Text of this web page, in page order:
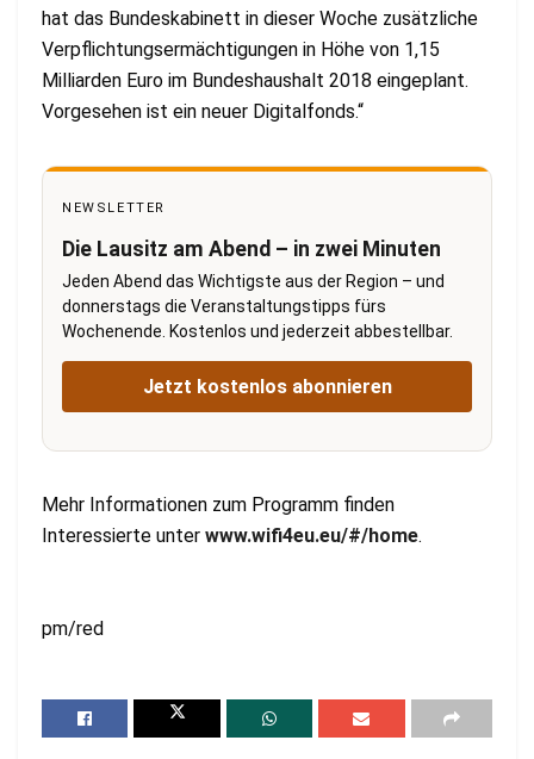
hat das Bundeskabinett in dieser Woche zusätzliche
Verpflichtungsermächtigungen in Höhe von 1,15
Milliarden Euro im Bundeshaushalt 2018 eingeplant.
Vorgesehen ist ein neuer Digitalfonds.“
NEWSLETTER
Die Lausitz am Abend – in zwei Minuten
Jeden Abend das Wichtigste aus der Region – und
donnerstags die Veranstaltungstipps fürs
Wochenende. Kostenlos und jederzeit abbestellbar.
Jetzt kostenlos abonnieren
Mehr Informationen zum Programm finden
Interessierte unter www.wifi4eu.eu/#/home.
pm/red